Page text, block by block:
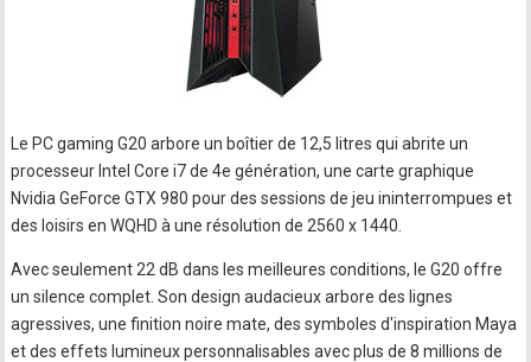
Le PC gaming G20 arbore un boîtier de 12,5 litres qui abrite un
processeur Intel Core i7 de 4e génération, une carte graphique
Nvidia GeForce GTX 980 pour des sessions de jeu ininterrompues et
des loisirs en WQHD à une résolution de 2560 x 1440.
Avec seulement 22 dB dans les meilleures conditions, le G20 offre
un silence complet. Son design audacieux arbore des lignes
agressives, une finition noire mate, des symboles d'inspiration Maya
et des effets lumineux personnalisables avec plus de 8 millions de